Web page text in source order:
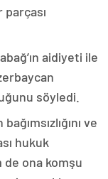
parçası
aidiyeti ile
söyledi.
ve
hukuk
de ona komşu